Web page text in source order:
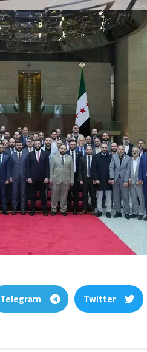
Twitter
Telegram